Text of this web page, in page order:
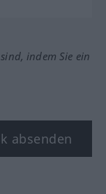
indem Sie ein
absenden